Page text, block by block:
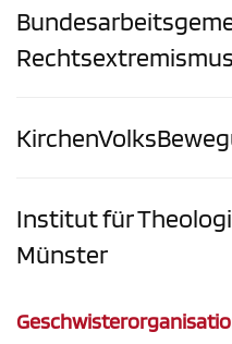
Rechtsextremismus
Institut für
Münster